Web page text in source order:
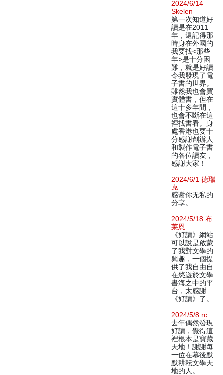
2024/6/14
Skelen
第一次知道好
讀是在2011
年，還記得那
時身在外國的
我要找<那些
年>是十分困
難，就是好讀
令我發現了電
子書的世界。
雖然我也會買
實體書，但在
這十多年間，
也會不斷在這
裡找書看。身
處香港也要十
分感謝創辦人
和製作電子書
的各位讀友，
感謝大家！
2024/6/1 德瑞
克
感谢你无私的
分享。
2024/5/18 布
莱恩
《好讀》網站
可以說是啟蒙
了我對文學的
興趣，一個提
供了我自由自
在悠遊於文學
書海之中的平
台，太感謝
《好讀》了。
2024/5/8 rc
去年偶然發現
好讀，覺得這
裡根本是寶藏
天地！謝謝每
一位在幕後默
默耕耘文學天
地的人。